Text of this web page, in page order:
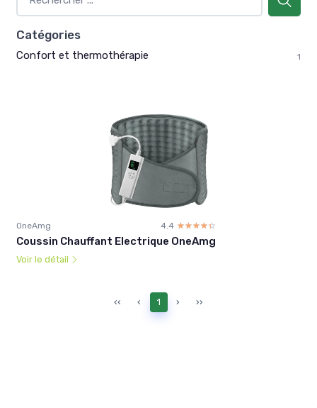
Catégories
Confort et thermothérapie 1
OneAmg 4.4 ☆☆☆☆☆
★★★★★
Coussin Chauffant Electrique OneAmg
Voir le détail
‹‹ ‹ 1 › ››